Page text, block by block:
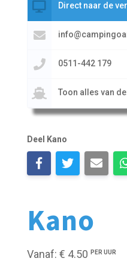
Kano
Vanaf: € 4.50 PER UUR
Direct naar de
0511-442 179
Toon alles van
Deel Kano